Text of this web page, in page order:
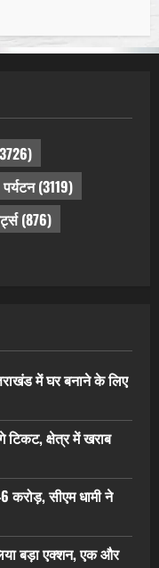
पर्यटन(3119)
(876)
में घर बनाने के लिए
क्षेत्र में खराब
करोड़, सीएम धामी ने
बड़ा एक्शन, एक और